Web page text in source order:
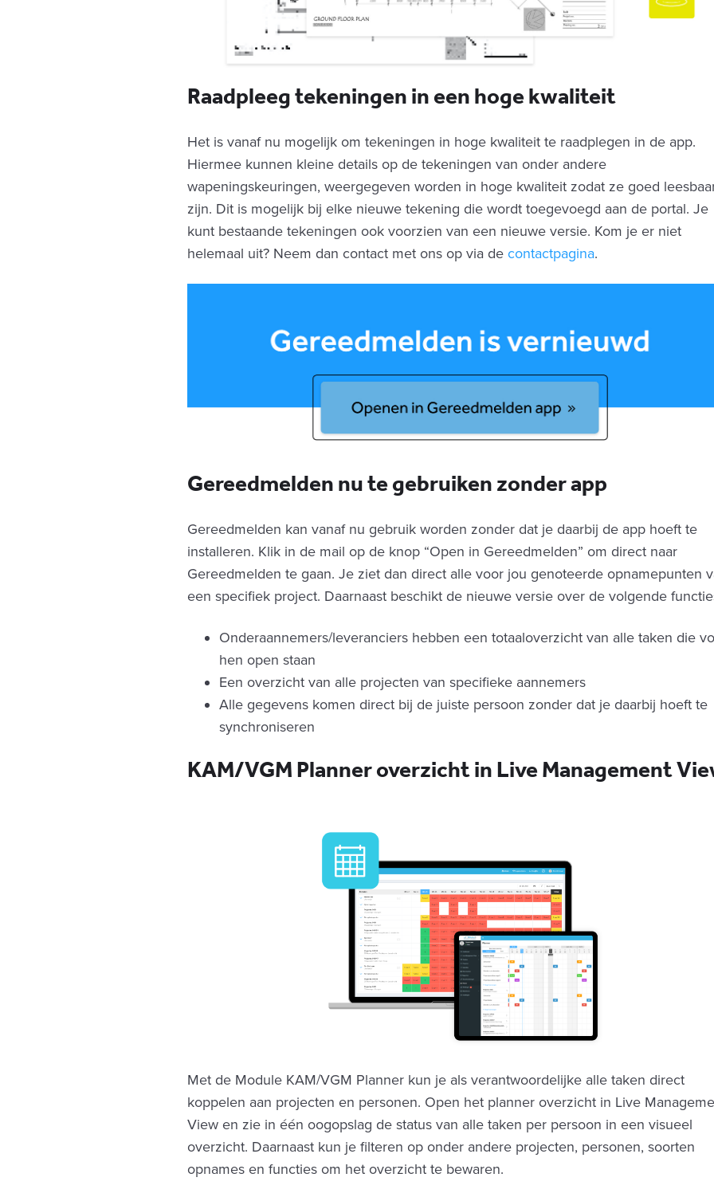
Raadpleeg tekeningen in een hoge kwaliteit
Het is vanaf nu mogelijk om tekeningen in hoge kwaliteit te raadplegen in de app.
Hiermee kunnen kleine details op de tekeningen van onder andere
wapeningskeuringen, weergegeven worden in hoge kwaliteit zodat ze goed
zijn. Dit is mogelijk bij elke nieuwe tekening die wordt toegevoegd aan de portal. Je
kunt bestaande tekeningen ook voorzien van een nieuwe versie. Kom je er niet
helemaal uit? Neem dan contact met ons op via decontactpagina.‍
Gereedmelden nu te gebruiken zonder app
Gereedmelden kan vanaf nu gebruik worden zonder dat je daarbij de app hoeft te
installeren. Klik in de mail op de knop “Open in Gereedmelden” om direct naar
Gereedmelden te gaan. Je ziet dan direct alle voor jou genoteerde opnamepunten
een specifiek project. Daarnaast beschikt de nieuwe versie over de volgende
Onderaannemers/leveranciers hebben een totaaloverzicht van alle taken die
hen open staan
Een overzicht van alle projecten van specifieke aannemers
Alle gegevens komen direct bij de juiste persoon zonder dat je daarbij hoeft te
synchroniseren‍
KAM/VGM Planner overzicht in Live Management
Met de Module KAM/VGM Planner kun je als verantwoordelijke alle taken direct
koppelen aan projecten en personen. Open het planner overzicht in Live
View en zie in één oogopslag de status van alle taken per persoon in een visueel
overzicht. Daarnaast kun je filteren op onder andere projecten, personen, soorten
opnames en functies om het overzicht te bewaren.